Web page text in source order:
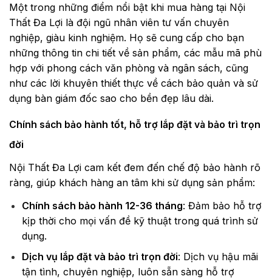
Một trong những điểm nổi bật khi mua hàng tại Nội
Thất Đa Lợi là đội ngũ nhân viên tư vấn chuyên
nghiệp, giàu kinh nghiệm. Họ sẽ cung cấp cho bạn
những thông tin chi tiết về sản phẩm, các mẫu mã phù
hợp với phong cách văn phòng và ngân sách, cũng
như các lời khuyên thiết thực về cách bảo quản và sử
dụng bàn giám đốc sao cho bền đẹp lâu dài.
Chính sách bảo hành tốt, hỗ trợ lắp đặt và bảo trì trọn
đời
Nội Thất Đa Lợi cam kết đem đến chế độ bảo hành rõ
ràng, giúp khách hàng an tâm khi sử dụng sản phẩm:
Chính sách bảo hành 12-36 tháng: Đảm bảo hỗ trợ
kịp thời cho mọi vấn đề kỹ thuật trong quá trình sử
dụng.
Dịch vụ lắp đặt và bảo trì trọn đời: Dịch vụ hậu mãi
tận tình, chuyên nghiệp, luôn sẵn sàng hỗ trợ